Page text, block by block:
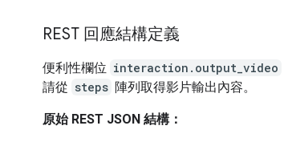
REST 回應結構定義
便利性欄位 interaction.output_video
請從 steps 陣列取得影片輸出內容。
原始 REST JSON 結構：